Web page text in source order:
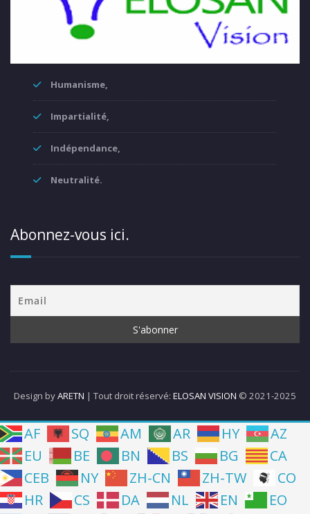
Humanisme,
Impartialité,
Indépendance,
Neutralité.
Abonnez-vous ici.
Design byARETN | Tout droit réservé: ELOSAN VISION © 2021-2025
AF SQ AM AR HY
AZ
EU
BE BN BS BG
CA
CEB
NY ZH-CN ZH-TW
CO
HR
CS DA NL EN
EO